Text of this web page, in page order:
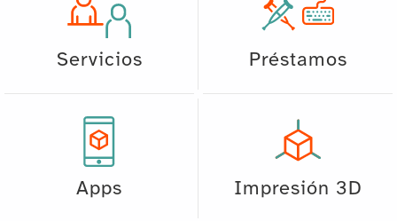
Servicios Préstamos
Apps Impresión 3D